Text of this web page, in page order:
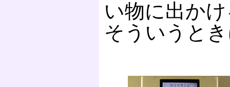
い物に出か
そういうと